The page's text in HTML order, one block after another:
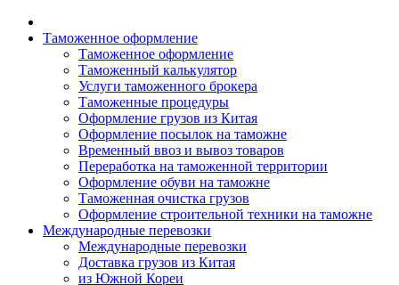
Таможенное оформление
Таможенное оформление
Таможенный калькулятор
Услуги таможенного брокера
Таможенные процедуры
Оформление грузов из Китая
Оформление посылок на таможне
Временный ввоз и вывоз товаров
Переработка на таможенной территории
Оформление обуви на таможне
Таможенная очистка грузов
Оформление строительной техники на таможне
Международные перевозки
Международные перевозки
Доставка грузов из Китая
из Южной Кореи